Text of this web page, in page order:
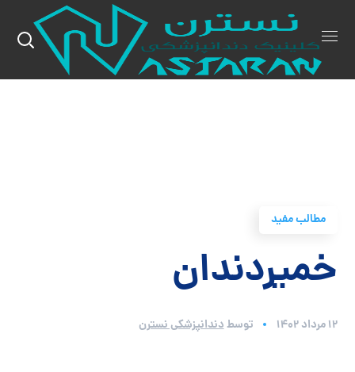
مطالب مفید
خمیردندان
۱۲ مرداد ۱۴۰۲ توسطدندانپزشکی نسترن